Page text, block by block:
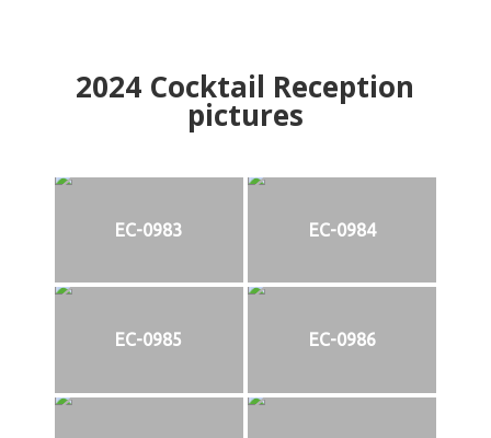
2024 Cocktail Reception
pictures
EC-0983 EC-0984
EC-0985 EC-0986